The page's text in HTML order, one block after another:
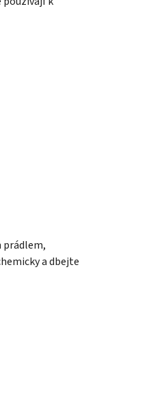
prádlem,
a dbejte